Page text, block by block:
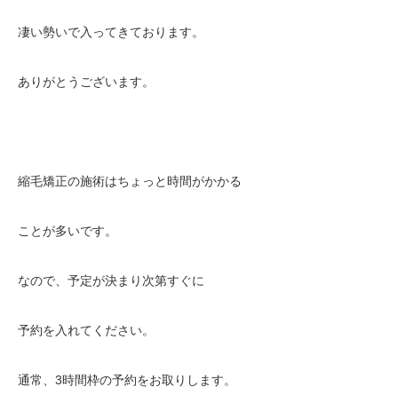
凄い勢いで入ってきております。
ありがとうございます。
縮毛矯正の施術はちょっと時間がかかる
ことが多いです。
なので、予定が決まり次第すぐに
予約を入れてください。
通常、3時間枠の予約をお取りします。